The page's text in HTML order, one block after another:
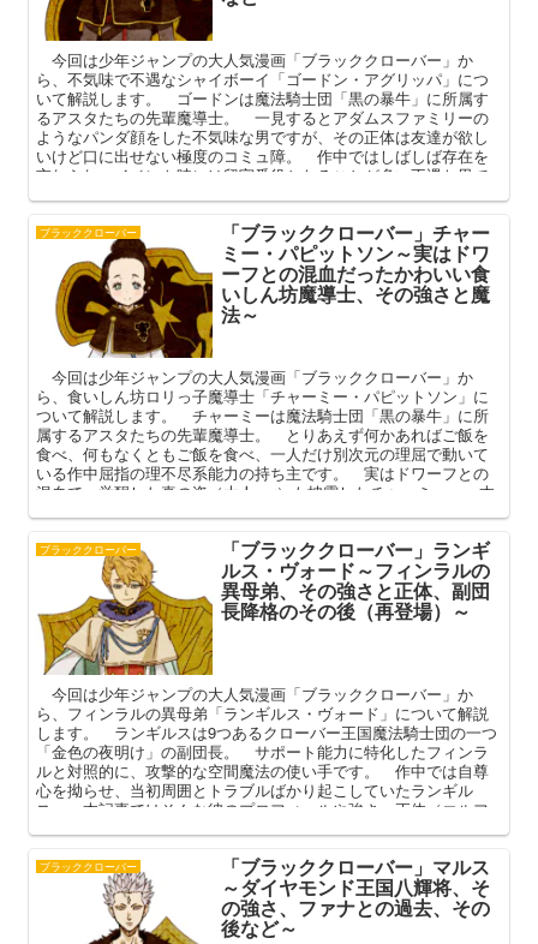
今回は少年ジャンプの大人気漫画「ブラッククローバー」か
ら、不気味で不遇なシャイボーイ「ゴードン・アグリッパ」につ
いて解説します。 ゴードンは魔法騎士団「黒の暴牛」に所属す
るアスタたちの先輩魔導士。 一見するとアダムスファミリーの
ようなパンダ顔をした不気味な男ですが、その正体は友達が欲し
いけど口に出せない極度のコミュ障。 作中ではしばしば存在を
忘れられ、イベント時には留守番役となることが多い不遇な男で
ブラッククローバー 「ブラッククローバー」チャー
ミー・パピットソン～実はドワ
ーフとの混血だったかわいい食
いしん坊魔導士、その強さと魔
法～
今回は少年ジャンプの大人気漫画「ブラッククローバー」か
ら、食いしん坊ロリっ子魔導士「チャーミー・パピットソン」に
ついて解説します。 チャーミーは魔法騎士団「黒の暴牛」に所
属するアスタたちの先輩魔導士。 とりあえず何かあればご飯を
食べ、何もなくともご飯を食べ、一人だけ別次元の理屈で動いて
いる作中屈指の理不尽系能力の持ち主です。 実はドワーフとの
混血で、覚醒した真の姿（大人ver）も披露したチャーミー。 本
力を深掘りしてまいります。
ブラッククローバー 「ブラッククローバー」ランギ
ルス・ヴォード～フィンラルの
異母弟、その強さと正体、副団
長降格のその後（再登場）～
今回は少年ジャンプの大人気漫画「ブラッククローバー」か
ら、フィンラルの異母弟「ランギルス・ヴォード」について解説
します。 ランギルスは9つあるクローバー王国魔法騎士団の一つ
「金色の夜明け」の副団長。 サポート能力に特化したフィンラ
ルと対照的に、攻撃的な空間魔法の使い手です。 作中では自尊
心を拗らせ、当初周囲とトラブルばかり起こしていたランギル
ス。 本記事ではそんな彼のプロフィールや強さ、正体（エルフ
ブラッククローバー 「ブラッククローバー」マルス
～ダイヤモンド王国八輝将、そ
の強さ、ファナとの過去、その
後など～